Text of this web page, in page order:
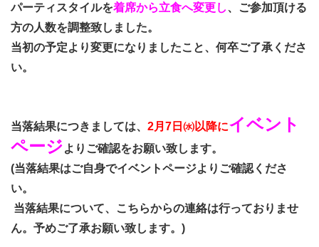
パーティスタイルを着席から立食へ変更し、ご参加頂ける
方の人数を調整致しました。
当初の予定より変更になりましたこと、何卒ご了承くださ
い。
当落結果につきましては、 2月7日㈬以降にイベント
ページよりご確認をお願い致します。
(当落結果はご自身でイベントページよりご確認くださ
い。
当落結果について、こちらからの連絡は行っておりませ
ん。予めご了承お願い致します。)